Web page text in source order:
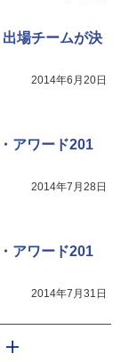
場チームが決
2014年6月20日
アワード201
2014年7月28日
アワード201
2014年7月31日